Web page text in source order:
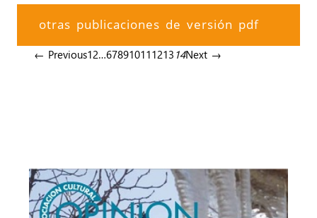
otras publicaciones de versión pdf
← Previous12…678910111213 14Next →